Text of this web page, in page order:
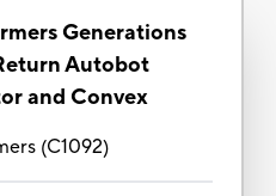
Generations
Autobot
and Convex
(C1092)